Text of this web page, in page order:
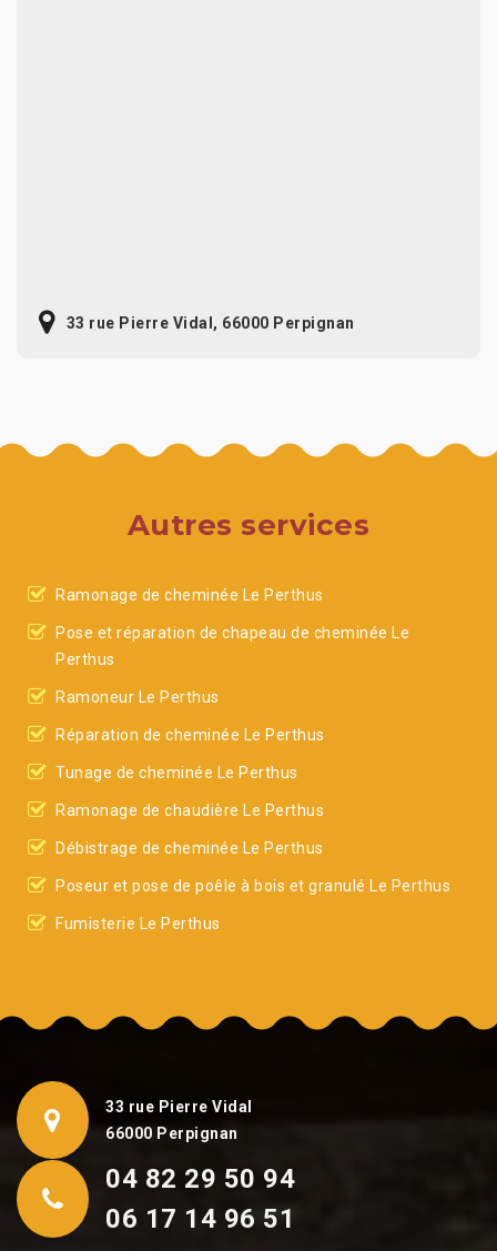
33 rue Pierre Vidal, 66000 Perpignan
Autres services
Ramonage de cheminée Le Perthus
Pose et réparation de chapeau de cheminée Le
Perthus
Ramoneur Le Perthus
Réparation de cheminée Le Perthus
Tunage de cheminée Le Perthus
Ramonage de chaudière Le Perthus
Débistrage de cheminée Le Perthus
Poseur et pose de poêle à bois et granulé Le Perthus
Fumisterie Le Perthus
33 rue Pierre Vidal
66000 Perpignan
04 82 29 50 94
06 17 14 96 51